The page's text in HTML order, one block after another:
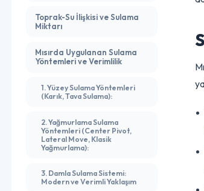
5. Hamur ve Sertleşme
Dönemi (Dent Stage):
Toprak-Su İlişkisi ve Sulama
Miktarı
Mısırda Uygulanan Sulama
Yöntemleri ve Verimlilik
1. Yüzey Sulama Yöntemleri
(Karık, Tava Sulama):
Lateral Move, Klasik
Yağmurlama):